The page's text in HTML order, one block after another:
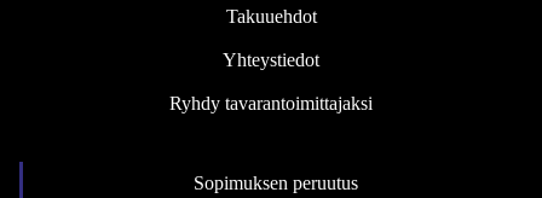
Takuuehdot
Yhteystiedot
Ryhdy tavarantoimittajaksi
Sopimuksen peruutus